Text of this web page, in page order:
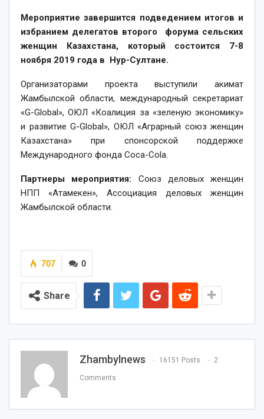
Мероприятие завершится подведением итогов и
избранием делегатов второго форума сельских
женщин Казахстана, который состоится 7-8
ноября 2019 года в Нур-Султане.
Организаторами проекта выступили акимат
Жамбылской области, международный секретариат
«G-Global», ОЮЛ «Коалиция за «зеленую экономику»
и развитие G-Global», ОЮЛ «Аграрный союз женщин
Казахстана» при спонсорской поддержке
Международного фонда Coca-Cola.
Партнеры мероприятия: Союз деловых женщин
НПП «Атамекен», Ассоциация деловых женщин
Жамбылской области.
0
707
Share
Zhambylnews 16151 Posts 2
Comments